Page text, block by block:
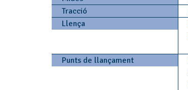
Tracció
Llença
Punts de llançament